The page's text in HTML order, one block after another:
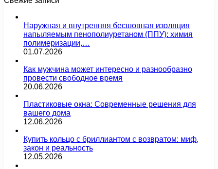
Наружная и внутренняя бесшовная изоляция
напыляемым пенополиуретаном (ППУ): химия
полимеризации,…
01.07.2026
Как мужчина может интересно и разнообразно
провести свободное время
20.06.2026
Пластиковые окна: Современные решения для
вашего дома
12.06.2026
Купить кольцо с бриллиантом с возвратом: миф,
закон и реальность
12.05.2026